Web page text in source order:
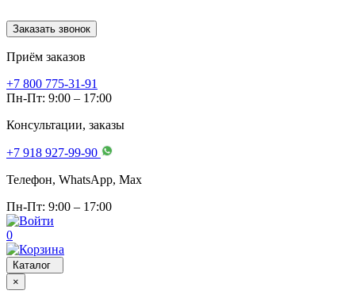
Заказать звонок
Приём заказов
+7 800 775-31-91
Пн-Пт: 9:00 – 17:00
Консультации, заказы
+7 918 927-99-90
Телефон, WhatsApp, Мах
Пн-Пт: 9:00 – 17:00
0
Каталог
×